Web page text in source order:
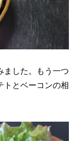
ました。もう一つ
トとベーコンの相